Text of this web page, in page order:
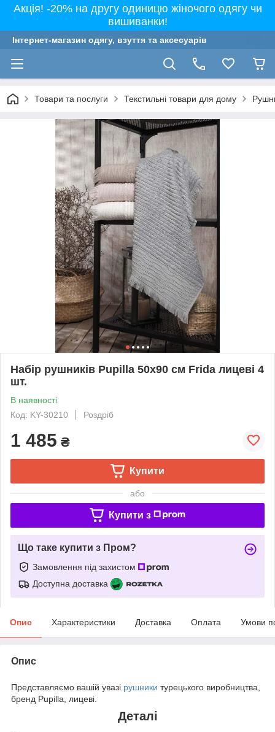
Акція! -20% на другу одиницю жіночого одягу чи
вишиванки!
Інтернет-магазин одягу, взуття та аксесуарів
Товари та послуги Текстильні товари для дому
Набір рушників Pupilla 50х90 см Frida лицеві 4
шт.
В наявності
Код: KY-30210
Роздріб
1 485 ₴
Купити
або
Купити з
Що таке купити з Пром?
Замовлення під захистом
Доступна доставка
Опис Характеристики Доставка Оплата Умови
Опис
Представляємо вашій увазі рушники турецького виробництва,
бренд Pupilla, лицеві.
Деталі